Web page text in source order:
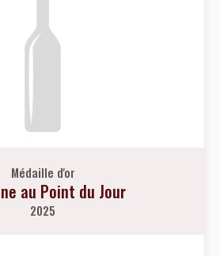
Médaille d'or
au Point du Jour
2025